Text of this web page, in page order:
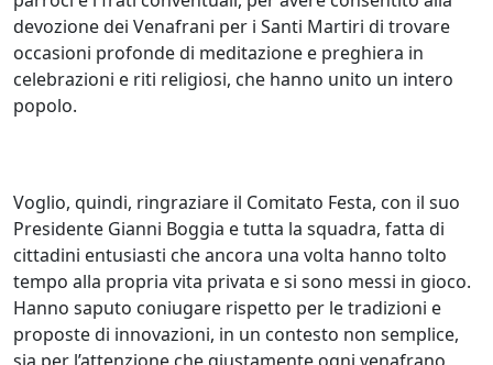
devozione dei Venafrani per i Santi Martiri di trovare
occasioni profonde di meditazione e preghiera in
celebrazioni e riti religiosi, che hanno unito un intero
popolo.
Voglio, quindi, ringraziare il Comitato Festa, con il suo
Presidente Gianni Boggia e tutta la squadra, fatta di
cittadini entusiasti che ancora una volta hanno tolto
tempo alla propria vita privata e si sono messi in gioco.
Hanno saputo coniugare rispetto per le tradizioni e
proposte di innovazioni, in un contesto non semplice,
sia per l’attenzione che giustamente ogni venafrano